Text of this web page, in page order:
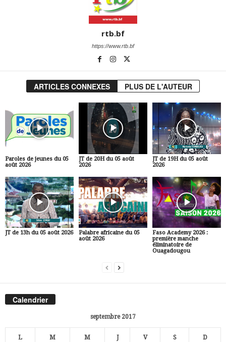
rtb.bf
https://www.rtb.bf
ARTICLES CONNEXES PLUS DE L'AUTEUR
Paroles de jeunes du 05
août 2026
JT de 20H du 05 août
2026
JT de 19H du 05 août
2026
JT de 13h du 05 août 2026
Palabre africaine du 05
août 2026
Faso Academy 2026 :
première manche
éliminatoire de
Ouagadougou
Calendrier
septembre 2017
L M M J V S D